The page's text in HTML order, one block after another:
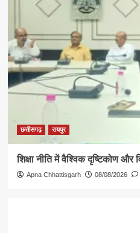
छत्तीसगढ़ रायपुर
शिक्षा नीति में वैश्विक दृष्टिकोण और
Apna Chhattisgarh 08/08/2026